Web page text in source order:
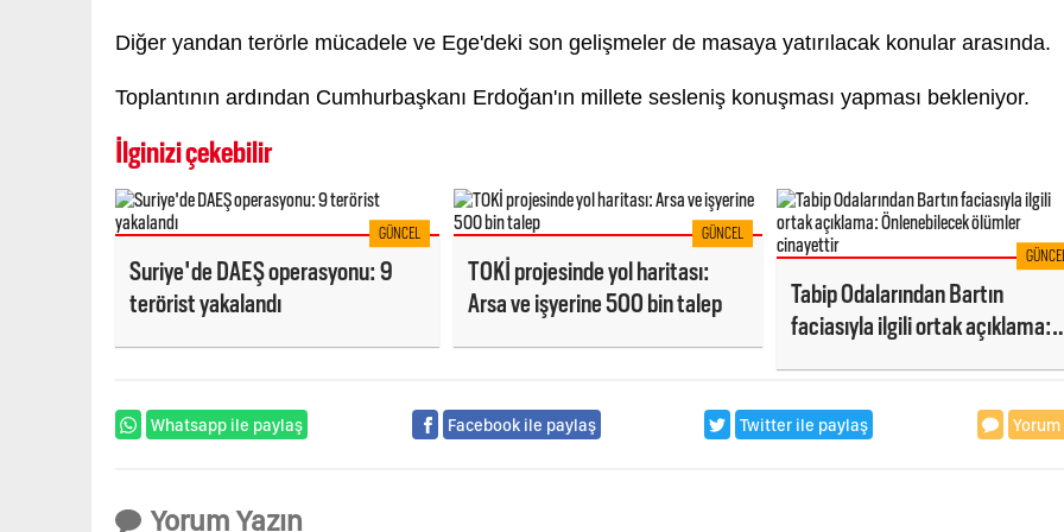
Diğer yandan terörle mücadele ve Ege'deki son gelişmeler de masaya yatırılacak konular arasında.
Toplantının ardından Cumhurbaşkanı Erdoğan'ın millete sesleniş konuşması yapması bekleniyor.
İlginizi çekebilir
GÜNCEL
Suriye'de DAEŞ operasyonu: 9
terörist yakalandı
GÜNCEL
TOKİ projesinde yol haritası:
Arsa ve işyerine 500 bin talep
Tabip Odalarından Bartın
faciasıyla ilgili ortak açıklama:
Whatsapp ile paylaş Facebook ile paylaş Twitter ile paylaş Yorum
Yorum Yazın